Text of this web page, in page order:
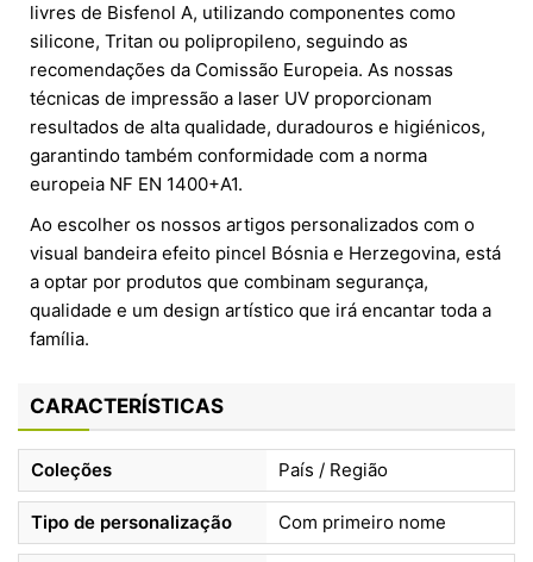
livres de Bisfenol A, utilizando componentes como
silicone, Tritan ou polipropileno, seguindo as
recomendações da Comissão Europeia. As nossas
técnicas de impressão a laser UV proporcionam
resultados de alta qualidade, duradouros e higiénicos,
garantindo também conformidade com a norma
europeia NF EN 1400+A1.
Ao escolher os nossos artigos personalizados com o
visual bandeira efeito pincel Bósnia e Herzegovina, está
a optar por produtos que combinam segurança,
qualidade e um design artístico que irá encantar toda a
família.
CARACTERÍSTICAS
Coleções País / Região
Tipo de personalização Com primeiro nome